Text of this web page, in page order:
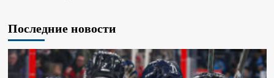
Последние новости